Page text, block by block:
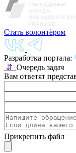
Стать волонтёром
Разработка портала:
⇵ Очередь задач
Вам ответят
Прикрепить файл